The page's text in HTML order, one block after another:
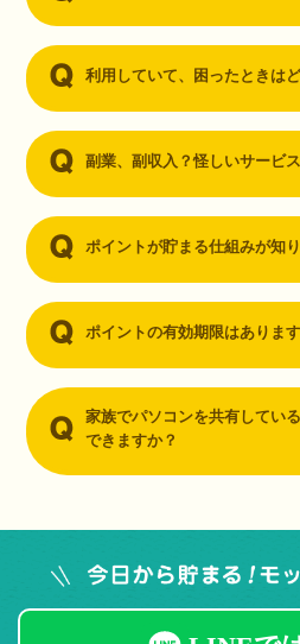
利用していて、困ったときは
副業、副収入？怪しいサービ
ポイントが貯まる仕組みが知
ポイントの有効期限はありま
家族でパソコンを共有してい
できますか？